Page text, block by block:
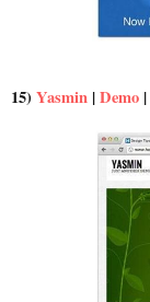
15)Yasmin |Demo |